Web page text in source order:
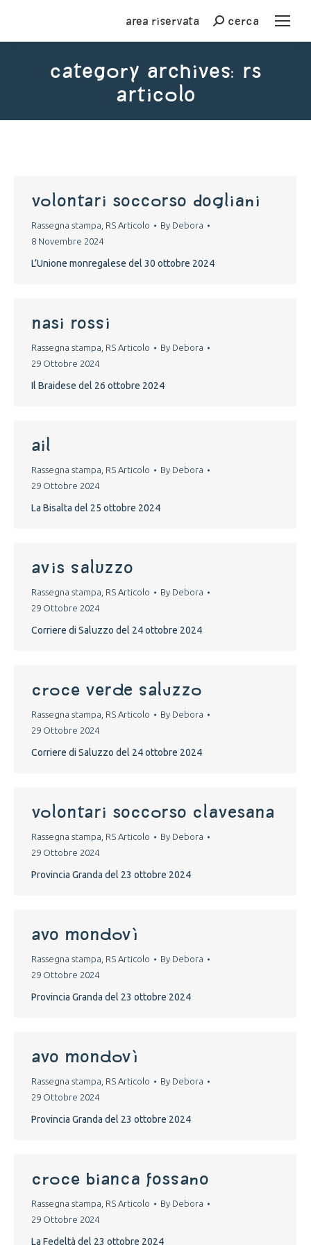
Area riservata Cercacerca
Category Archives: RS
Articolo
volontari soccorso dogliani
Rassegna stampa RS Articolo By Debora
8 Novembre 2024
L’Unione monregalese del 30 ottobre 2024
nasi rossi
Rassegna stampa RS Articolo By Debora
29 Ottobre 2024
Il Braidese del 26 ottobre 2024
ail
Rassegna stampa RS Articolo By Debora
29 Ottobre 2024
La Bisalta del 25 ottobre 2024
avis saluzzo
Rassegna stampa RS Articolo By Debora
29 Ottobre 2024
Corriere di Saluzzo del 24 ottobre 2024
croce verde saluzzo
Rassegna stampa RS Articolo By Debora
29 Ottobre 2024
Corriere di Saluzzo del 24 ottobre 2024
volontari soccorso clavesana
Rassegna stampa RS Articolo By Debora
29 Ottobre 2024
Provincia Granda del 23 ottobre 2024
Avo Mondovì
Rassegna stampa RS Articolo By Debora
29 Ottobre 2024
Provincia Granda del 23 ottobre 2024
Avo Mondovì
Rassegna stampa RS Articolo By Debora
29 Ottobre 2024
Provincia Granda del 23 ottobre 2024
croce bianca fossano
Rassegna stampa RS Articolo By Debora
29 Ottobre 2024
La Fedeltà del 23 ottobre 2024